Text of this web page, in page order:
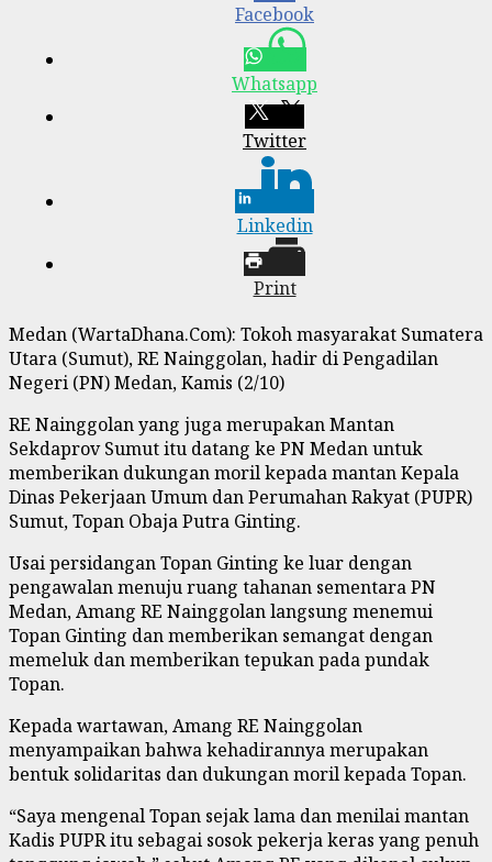
Facebook
Whatsapp
Twitter
Linkedin
Print
Medan (WartaDhana.Com): Tokoh masyarakat Sumatera
Utara (Sumut), RE Nainggolan, hadir di Pengadilan
Negeri (PN) Medan, Kamis (2/10)
RE Nainggolan yang juga merupakan Mantan
Sekdaprov Sumut itu datang ke PN Medan untuk
memberikan dukungan moril kepada mantan Kepala
Dinas Pekerjaan Umum dan Perumahan Rakyat (PUPR)
Sumut, Topan Obaja Putra Ginting.
Usai persidangan Topan Ginting ke luar dengan
pengawalan menuju ruang tahanan sementara PN
Medan, Amang RE Nainggolan langsung menemui
Topan Ginting dan memberikan semangat dengan
memeluk dan memberikan tepukan pada pundak
Topan.
Kepada wartawan, Amang RE Nainggolan
menyampaikan bahwa kehadirannya merupakan
bentuk solidaritas dan dukungan moril kepada Topan.
“Saya mengenal Topan sejak lama dan menilai mantan
Kadis PUPR itu sebagai sosok pekerja keras yang penuh